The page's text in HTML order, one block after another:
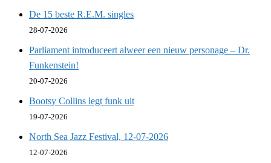
De 15 beste R.E.M. singles
28-07-2026
Parliament introduceert alweer een nieuw personage – Dr.
Funkenstein!
20-07-2026
Bootsy Collins legt funk uit
19-07-2026
North Sea Jazz Festival, 12-07-2026
12-07-2026